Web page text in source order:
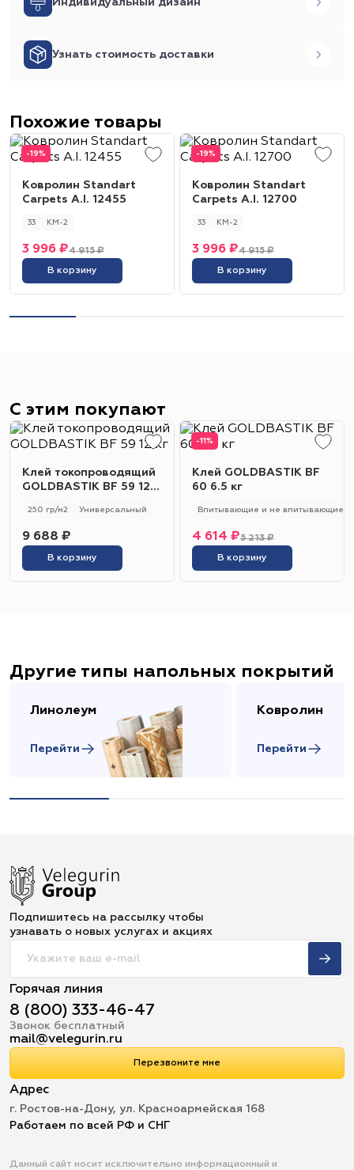
Индивидуальный дизайн
Узнать стоимость доставки
Похожие товары
-19%
Ковролин Standart
Carpets A.I. 12455
33 КМ-2
4 915 ₽
3 996 ₽
В корзину
-19%
Ковролин Standart
Carpets A.I. 12700
33 КМ-2
4 915 ₽
3 996 ₽
В корзину
С этим покупают
Клей токопроводящий
GOLDBASTIK BF 59 12
250 гр/м2 Универсальный
9 688 ₽
В корзину
-11%
Клей GOLDBASTIK BF
60 6.5 кг
Впитывающие и не впитывающие
5 213 ₽
4 614 ₽
В корзину
Другие типы напольных покрытий
Линолеум
Перейти
Ковролин
Перейти
Подпишитесь на рассылку чтобы
узнавать о новых услугах и акциях
Горячая линия
8 (800) 333-46-47
Звонок бесплатный
mail@velegurin.ru
Перезвоните мне
Адрес
г. Ростов-на-Дону, ул. Красноармейская 168
Работаем по всей РФ и СНГ
Данный сайт носит исключительно информационный и